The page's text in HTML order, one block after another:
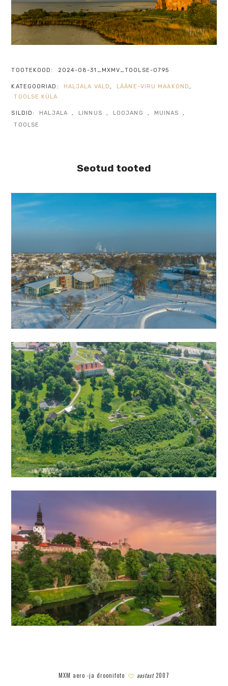
TOOTEKOOD: 2024-08-31_MXMV_TOOLSE-0795
KATEGOORIAD: HALJALA VALD, LÄÄNE-VIRU MAAKOND,
TOOLSE KÜLA
SILDID: HALJALA , LINNUS , LOOJANG , MUINAS
,
TOOLSE
Seotud tooted
MXM aero -ja droonifoto aastast2007